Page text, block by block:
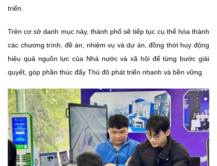
triển.
Trên cơ sở danh mục này, thành phố sẽ tiếp tục cụ thể hóa thành
các chương trình, đề án, nhiệm vụ và dự án, đồng thời huy động
hiệu quả nguồn lực của Nhà nước và xã hội để từng bước giải
quyết, góp phần thúc đẩy Thủ đô phát triển nhanh và bền vững.